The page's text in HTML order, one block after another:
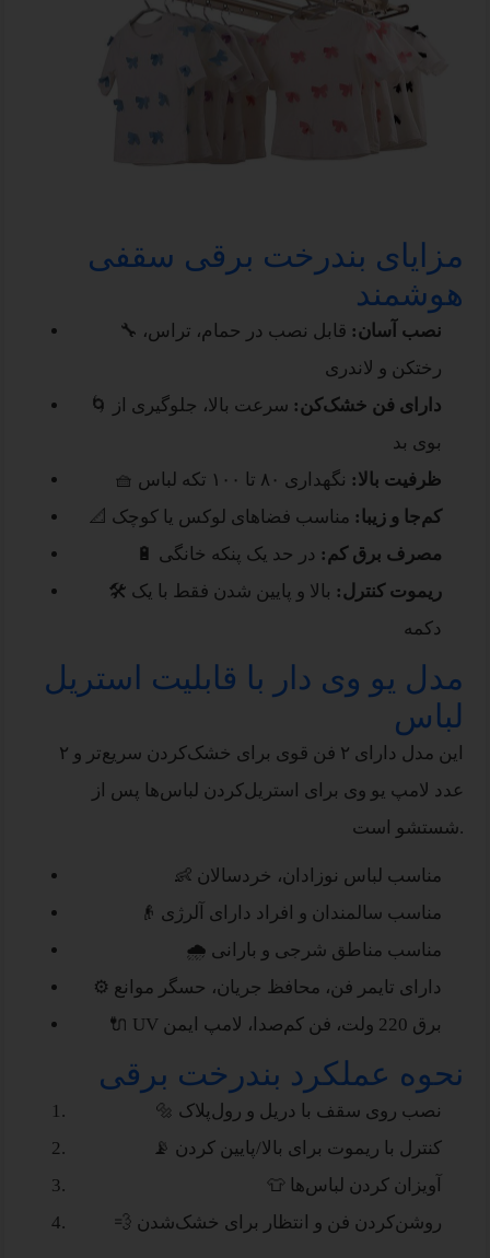
مزایای بندرخت برقی سقفی
هوشمند
🔧 نصب آسان: قابل نصب در حمام، تراس،
رختکن و لاندری
🌀
دارای فن خشک‌کن: سرعت بالا، جلوگیری از
بوی بد
🧺
ظرفیت بالا: نگهداری ۸۰ تا ۱۰۰ تکه لباس
📐
کم‌جا و زیبا: مناسب فضاهای لوکس یا کوچک
🔋
مصرف برق کم: در حد یک پنکه خانگی
🛠
ریموت کنترل: بالا و پایین شدن فقط با یک
دکمه
مدل یو وی دار با قابلیت استریل
لباس
این مدل دارای ۲ فن قوی برای خشک‌کردن سریع‌تر و ۲
عدد لامپ یو وی برای استریل‌کردن لباس‌ها پس از
شستشو است.
👶 مناسب لباس نوزادان، خردسالان
👴 مناسب سالمندان و افراد دارای آلرژی
🌧 مناسب مناطق شرجی و بارانی
⚙️ دارای تایمر فن، محافظ جریان، حسگر موانع
🔌 UV برق 220 ولت، فن کم‌صدا، لامپ ایمن
نحوه عملکرد بندرخت برقی
🔩 نصب روی سقف با دریل و رول‌پلاک
📡 کنترل با ریموت برای بالا/پایین کردن
👕 آویزان کردن لباس‌ها
💨 روشن‌کردن فن و انتظار برای خشک‌شدن